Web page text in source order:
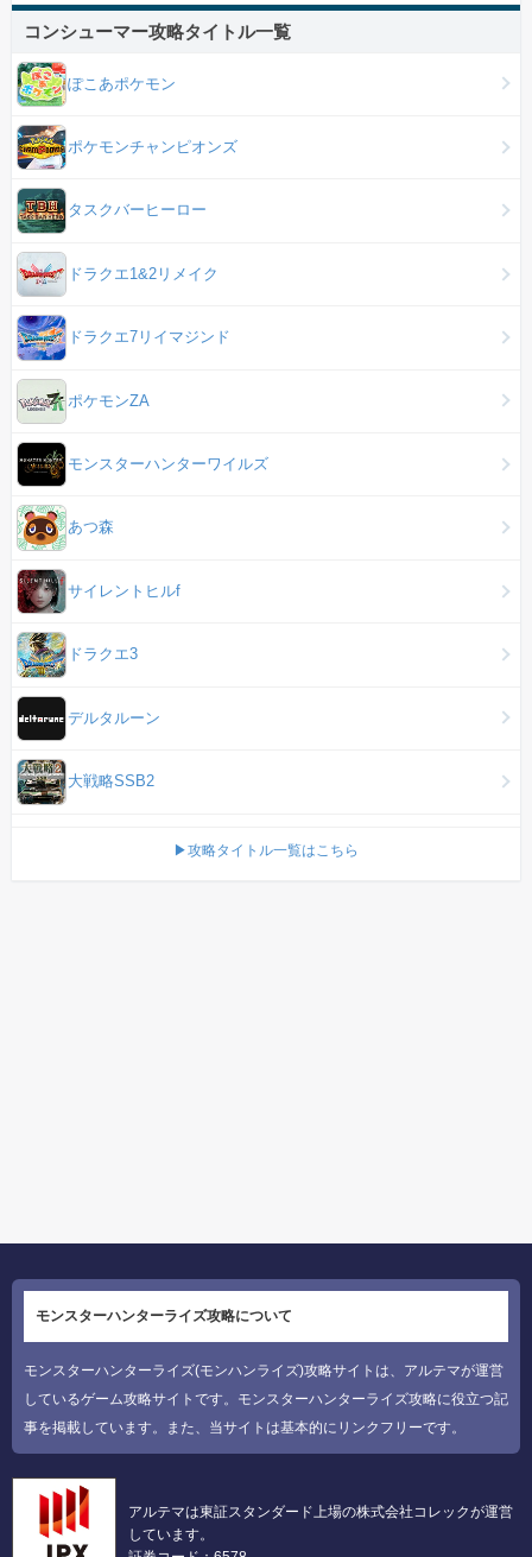
コンシューマー攻略タイトル一覧
ぽこあポケモン
ポケモンチャンピオンズ
タスクバーヒーロー
ドラクエ1&2リメイク
ドラクエ7リイマジンド
ポケモンZA
モンスターハンターワイルズ
あつ森
サイレントヒルf
ドラクエ3
デルタルーン
大戦略SSB2
▶攻略タイトル一覧はこちら
モンスターハンターライズ攻略について
モンスターハンターライズ(モンハンライズ)攻略サイトは、アルテマが運営
しているゲーム攻略サイトです。モンスターハンターライズ攻略に役立つ記
事を掲載しています。また、当サイトは基本的にリンクフリーです。
アルテマは東証スタンダード上場の株式会社コレックが運営
しています。